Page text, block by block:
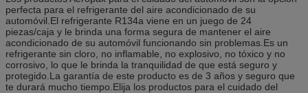
perfecta para el refrigerante del aire acondicionado de su
automóvil.El refrigerante R134a viene en un juego de 24
piezas/caja y le brinda una forma segura de mantener el aire
acondicionado de su automóvil funcionando sin problemas.Es un
refrigerante sin cloro, no inflamable, no explosivo, no tóxico y no
corrosivo, lo que le brinda la tranquilidad de que está seguro y
protegido.La garantía de este producto es de 3 años y seguro que
te durará mucho tiempo.Elija los productos para el cuidado del